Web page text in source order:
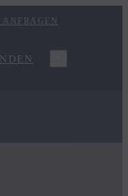
ANFRAGEN